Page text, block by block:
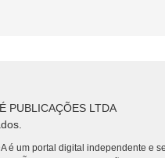
PUBLICAÇÕES LTDA
é um portal digital independente e